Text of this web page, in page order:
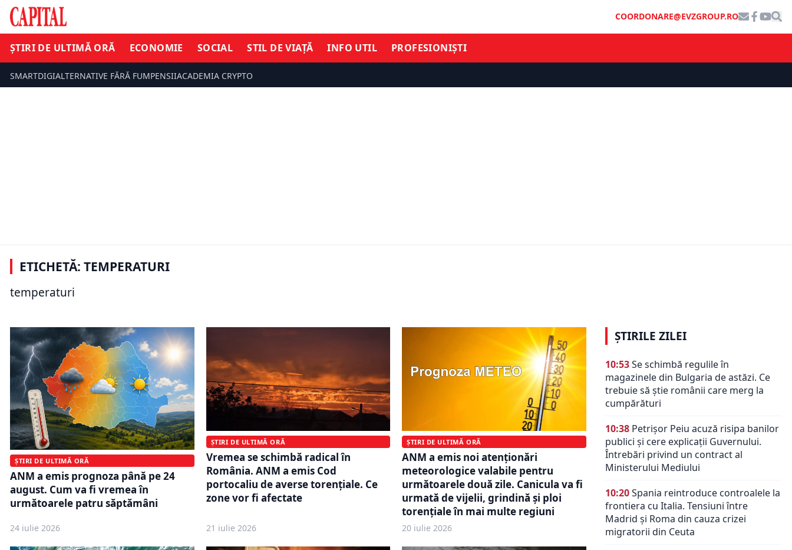
COORDONARE@EVZGROUP.RO
ȘTIRI DE ULTIMĂ ORĂ ECONOMIE SOCIAL STIL DE VIAȚĂ INFO UTIL PROFESIONIȘTI
SMARTDIGIALTERNATIVE FĂRĂ FUMPENSIIACADEMIA CRYPTO
ETICHETĂ: TEMPERATURI
temperaturi
Vești proaste pentru românii din
Italia. Țara intră sub cod roșu de
caniculă. Sunt vizate toate cele 27
de mari orașe
ȘTIRI DE ULTIMĂ ORĂ
ANM a emis prognoza până pe 24
august. Cum va fi vremea în
următoarele patru săptămâni
24 iulie 2026
ȘTIRI DE ULTIMĂ ORĂ
Vremea se schimbă radical în
România. ANM a emis Cod
portocaliu de averse torențiale. Ce
zone vor fi afectate
21 iulie 2026
ȘTIRI DE ULTIMĂ ORĂ
ANM a emis noi atenționări
meteorologice valabile pentru
următoarele două zile. Canicula va fi
urmată de vijelii, grindină și ploi
torențiale în mai multe regiuni
20 iulie 2026
ȘTIRILE ZILEI
10:53Se schimbă regulile în
magazinele din Bulgaria de astăzi. Ce
trebuie să știe românii care merg la
cumpărături
10:38 Petrișor Peiu acuză risipa banilor
publici și cere explicații Guvernului.
Întrebări privind un contract al
Ministerului Mediului
10:20Spania reintroduce controalele la
frontiera cu Italia. Tensiuni între
Madrid și Roma din cauza crizei
migratorii din Ceuta